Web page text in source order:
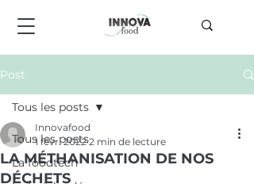
Post
Tous les posts
La foodtech
Tous les posts
LA MÉTHANISATION DE NOS
DÉCHETS
Innovafood
1 févr. 2022 2 min de lecture